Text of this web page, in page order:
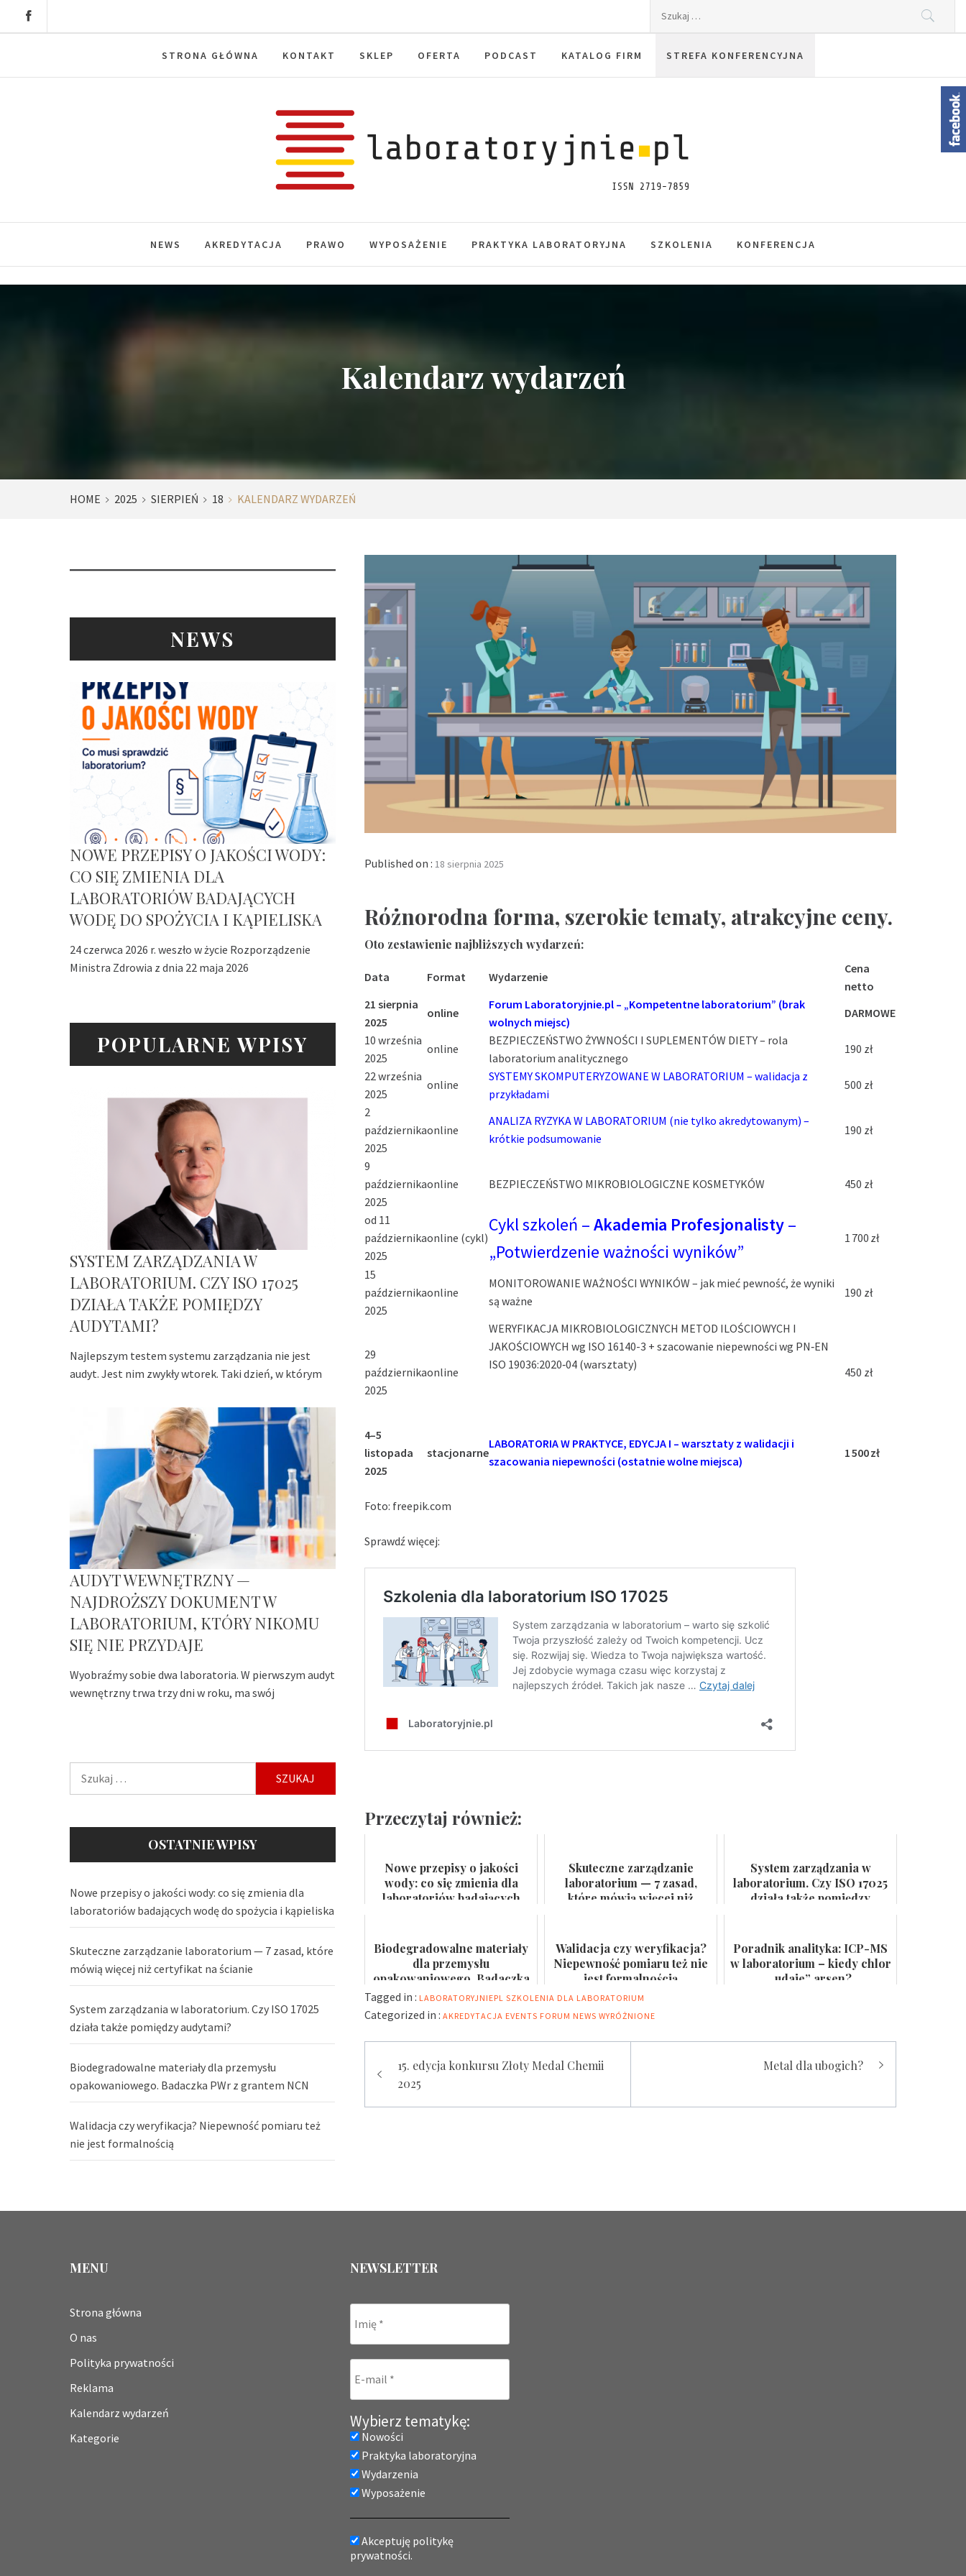
STRONA GŁÓWNA KONTAKT SKLEP OFERTA PODCAST KATALOG FIRM STREFA KONFERENCYJNA
Laboratoryjnie.pl
NEWS AKREDYTACJA PRAWO WYPOSAŻENIE PRAKTYKA LABORATORYJNA SZKOLENIA KONFERENCJA
Kalendarz wydarzeń
HOME 2025 SIERPIEŃ 18 KALENDARZ WYDARZEŃ
Published on :18 sierpnia 2025
Różnorodna forma, szerokie tematy, atrakcyjne ceny.
Oto zestawienie najbliższych wydarzeń:
Data Format Wydarzenie
Cena
netto
21 sierpnia
2025
online
Forum Laboratoryjnie.pl – „Kompetentne laboratorium” (brak
wolnych miejsc)
DARMOWE
10 września
2025
online
BEZPIECZEŃSTWO ŻYWNOŚCI I SUPLEMENTÓW DIETY – rola
laboratorium analitycznego
190 zł
22 września
2025
online
SYSTEMY SKOMPUTERYZOWANE W LABORATORIUM – walidacja z
przykładami
500 zł
2
października
2025
online
ANALIZA RYZYKA W LABORATORIUM (nie tylko akredytowanym) –
krótkie podsumowanie
190 zł
9
października
2025
online BEZPIECZEŃSTWO MIKROBIOLOGICZNE KOSMETYKÓW 450 zł
od 11
października
2025
online (cykl)
Cykl szkoleń –Akademia Profesjonalisty–
„Potwierdzenie ważności wyników”
1 700 zł
15
października
2025
online
MONITOROWANIE WAŻNOŚCI WYNIKÓW – jak mieć pewność, że wyniki
są ważne
190 zł
29
października
2025
online
WERYFIKACJA MIKROBIOLOGICZNYCH METOD ILOŚCIOWYCH I
JAKOŚCIOWYCH wg ISO 16140-3 + szacowanie niepewności wg PN‑EN
ISO 19036:2020‑04 (warsztaty)
450 zł
4–5
listopada
2025
stacjonarne
LABORATORIA W PRAKTYCE, EDYCJA I – warsztaty z walidacji i
szacowania niepewności (ostatnie wolne miejsca)
1 500 zł
Foto: freepik.com
Sprawdź więcej:
Przeczytaj również:
Nowe przepisy o jakości
wody: co się zmienia dla
laboratoriów badających
Skuteczne zarządzanie
laboratorium — 7 zasad,
które mówią więcej niż
System zarządzania w
laboratorium. Czy ISO 17025
działa także pomiędzy
Biodegradowalne materiały
dla przemysłu
opakowaniowego. Badaczka
PWr z grantem NCN
Walidacja czy weryfikacja?
Niepewność pomiaru też nie
jest formalnością
Poradnik analityka: ICP-MS
w laboratorium – kiedy chlor
„udaje” arsen?
Tagged in : LABORATORYJNIEPL SZKOLENIA DLA LABORATORIUM
Categorized in : AKREDYTACJA EVENTS FORUM NEWS WYRÓŻNIONE
Nawigacja
wpisu
15. edycja konkursu Złoty Medal Chemii
2025
Metal dla ubogich?
NEWS
NOWE PRZEPISY O JAKOŚCI WODY:
CO SIĘ ZMIENIA DLA
LABORATORIÓW BADAJĄCYCH
WODĘ DO SPOŻYCIA I KĄPIELISKA
24 czerwca 2026 r. weszło w życie Rozporządzenie
Ministra Zdrowia z dnia 22 maja 2026
POPULARNE WPISY
SYSTEM ZARZĄDZANIA W
LABORATORIUM. CZY ISO 17025
DZIAŁA TAKŻE POMIĘDZY
AUDYTAMI?
Najlepszym testem systemu zarządzania nie jest
audyt. Jest nim zwykły wtorek. Taki dzień, w którym
AUDYT WEWNĘTRZNY —
NAJDROŻSZY DOKUMENT W
LABORATORIUM, KTÓRY NIKOMU
SIĘ NIE PRZYDAJE
Wyobraźmy sobie dwa laboratoria. W pierwszym audyt
wewnętrzny trwa trzy dni w roku, ma swój
OSTATNIE WPISY
Nowe przepisy o jakości wody: co się zmienia dla
laboratoriów badających wodę do spożycia i kąpieliska
Skuteczne zarządzanie laboratorium — 7 zasad, które
mówią więcej niż certyfikat na ścianie
System zarządzania w laboratorium. Czy ISO 17025
działa także pomiędzy audytami?
Biodegradowalne materiały dla przemysłu
opakowaniowego. Badaczka PWr z grantem NCN
Walidacja czy weryfikacja? Niepewność pomiaru też
nie jest formalnością
MENU
Strona główna
O nas
Polityka prywatności
Reklama
Kalendarz wydarzeń
Kategorie
NEWSLETTER
Wybierz tematykę:
Nowości
Praktyka laboratoryjna
Wydarzenia
Wyposażenie
Akceptuję politykę
prywatności.